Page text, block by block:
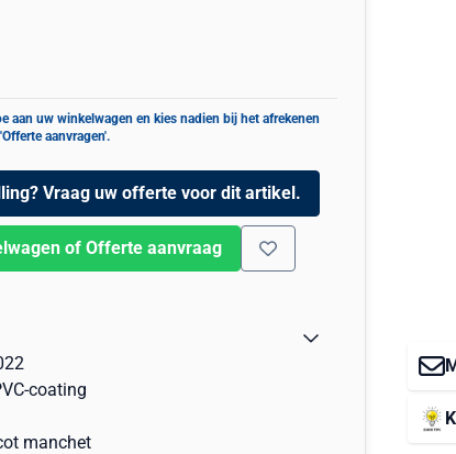
Vraag uw offerte voor dit artikel.
of Offerte aanvraag
coating
manchet